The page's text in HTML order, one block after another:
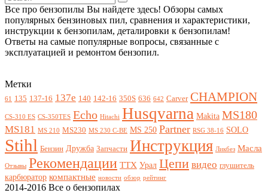
Все про бензопилы Вы найдете здесь! Обзоры самых
популярных бензиновых пил, сравнения и характеристики,
инструкции к бензопилам, деталировки к бензопилам!
Ответы на самые популярные вопросы, связанные с
эксплуатацией и ремонтом бензопил.
Метки
61 135 137-16 137e 140 142-16 350S 636 642 Carver CHAMPION
CS-310 ES CS-350TES Echo Hitachi Husqvarna Makita MS180
MS181 MS 210 MS230 MS 230 C-BE MS 250 Partner RSG 38-16 SOLO
Stihl Бензин Дружба Запчасти Инструкция Ликбез Масла
Отзывы Рекомендации ТТХ Урал Цепи видео глушитель
карбюратор компактные новости обзор рейтинг
2014-2016 Все о бензопилах